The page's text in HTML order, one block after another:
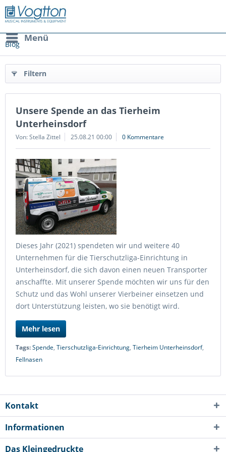
Menü
Blog
Filtern
Unsere Spende an das Tierheim
Unterheinsdorf
Von: Stella Zittel 25.08.21 00:00 0 Kommentare
Dieses Jahr (2021) spendeten wir und weitere 40
Unternehmen für die Tierschutzliga-Einrichtung in
Unterheinsdorf, die sich davon einen neuen Transporter
anschaffte. Mit unserer Spende möchten wir uns für den
Schutz und das Wohl unserer Vierbeiner einsetzen und
dort Unterstützung leisten, wo sie benötigt wird.
Mehr lesen
Tags:Spende, Tierschutzliga-Einrichtung, Tierheim Unterheinsdorf,
Fellnasen
Kontakt
Informationen
Das Kleingedruckte